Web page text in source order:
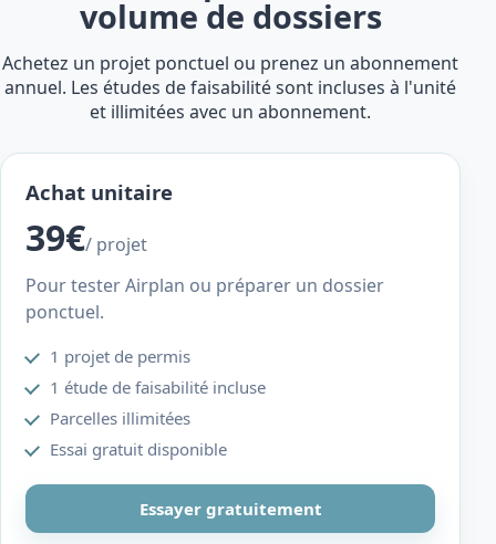
volume de dossiers
Achetez un projet ponctuel ou prenez un abonnement
annuel. Les études de faisabilité sont incluses à l'unité
et illimitées avec un abonnement.
Achat unitaire
39€/ projet
Pour tester Airplan ou préparer un dossier
ponctuel.
1 projet de permis
1 étude de faisabilité incluse
Parcelles illimitées
Essai gratuit disponible
Essayer gratuitement